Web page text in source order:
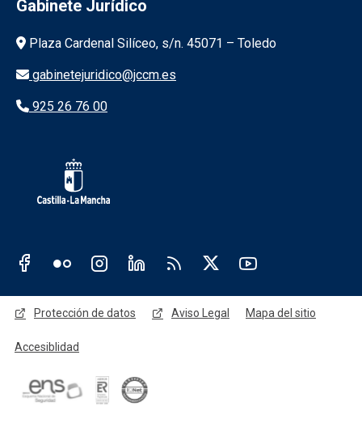
Gabinete Jurídico
Información de la institución
Plaza Cardenal Silíceo, s/n. 45071 – Toledo
gabinetejuridico@jccm.es
925 26 76 00
Redes sociales JCCM
Menú legal
Protección de datos Aviso Legal Mapa del sitio
Accesiblidad